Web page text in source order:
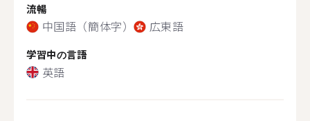
流暢
中国語（簡体字） 広東語
学習中の言語
英語